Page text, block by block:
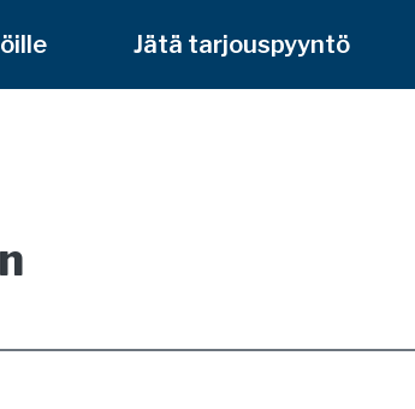
Jätä tarjouspyyntö